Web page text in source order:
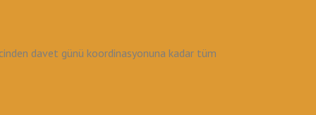
davet günü koordinasyonuna kadar tüm